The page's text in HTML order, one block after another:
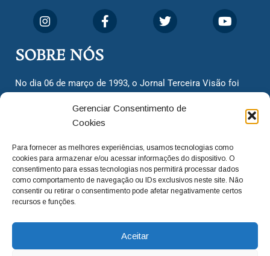
Gerenciar Consentimento de
Cookies
Para fornecer as melhores experiências, usamos tecnologias como
cookies para armazenar e/ou acessar informações do dispositivo. O
consentimento para essas tecnologias nos permitirá processar dados
como comportamento de navegação ou IDs exclusivos neste site. Não
consentir ou retirar o consentimento pode afetar negativamente certos
recursos e funções.
Aceitar
SOBRE NÓS
No dia 06 de março de 1993, o Jornal Terceira Visão foi
cidadãos valinhenses, já que naquela época só existiam
dois jornais. Há mais de 30 anos, o jornal continua
com o foco de trazer as melhores notícias. Nunca
deixamos de lado as necessidades do cidadão, sempre
questionando os órgãos públicos em busca de melhorias
para a cidade e sempre cobrando resoluções para casos
adm@jtv.com.br (19) 3929-6225